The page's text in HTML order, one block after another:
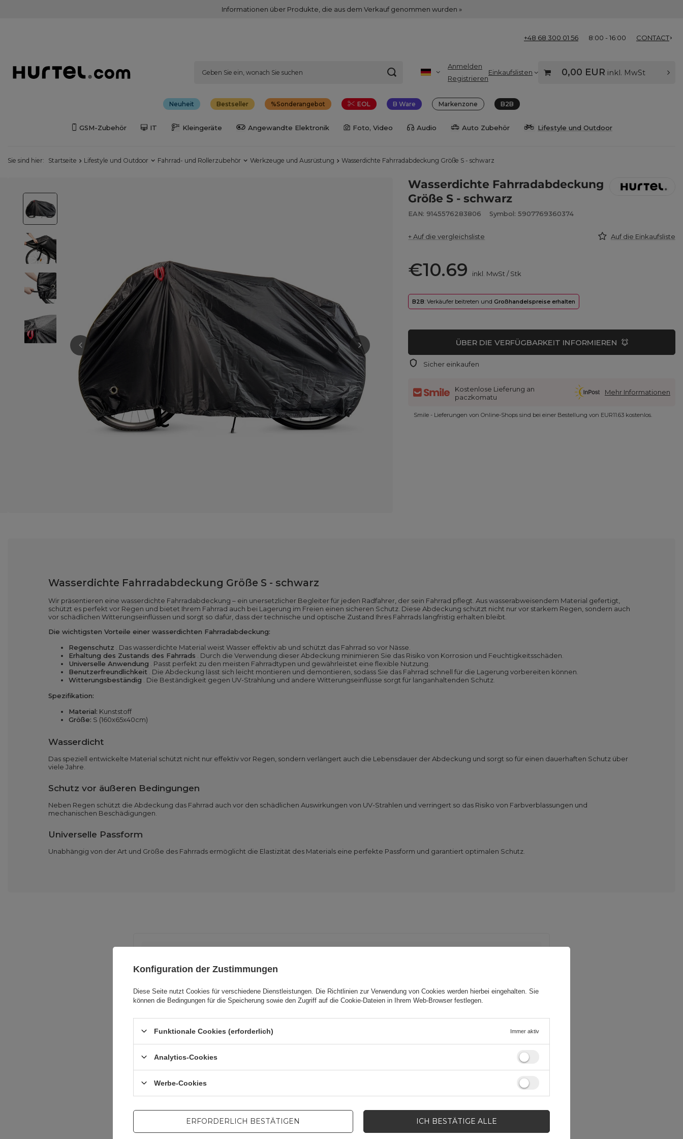
Informationen über Produkte, die aus dem Verkauf genommen wurden »
+48 68 300 01 56 8:00 - 16:00 CONTACT
Anmelden
Registrieren
Einkaufslisten 0,00 EUR inkl. MwSt
Neuheit Bestseller Sonderangebot EOL B Ware Markenzone B2B
GSM-Zubehör IT Kleingeräte Angewandte Elektronik Foto, Video Audio Auto Zubehör Lifestyle und Outdoor
Sie sind hier: Startseite Lifestyle und Outdoor Fahrrad- und Rollerzubehör Werkzeuge und Ausrüstung Wasserdichte Fahrradabdeckung Größe S - schwarz
Wasserdichte Fahrradabdeckung
Größe S - schwarz
EAN: 9145576283806 Symbol: 5907769360374
+ Auf die vergleichsliste Auf die Einkaufsliste
€10.69 inkl. MwSt /Stk
B2B: Verkäufer beitreten und Großhandelspreise erhalten
ÜBER DIE VERFÜGBARKEIT INFORMIEREN
Sicher einkaufen
Kostenlose Lieferung an
paczkomatu
Mehr Informationen
Smile - Lieferungen von Online-Shops sind bei einer Bestellung von EUR11.63 kostenlos.
Wasserdichte Fahrradabdeckung Größe S - schwarz
Wir präsentieren eine wasserdichte Fahrradabdeckung – ein unersetzlicher Begleiter für jeden Radfahrer, der sein Fahrrad pflegt. Aus wasserabweisendem Material gefertigt,
schützt es perfekt vor Regen und bietet Ihrem Fahrrad auch bei Lagerung im Freien einen sicheren Schutz. Diese Abdeckung schützt nicht nur vor starkem Regen, sondern auch
vor schädlichen Witterungseinflüssen und sorgt so dafür, dass der technische und optische Zustand Ihres Fahrrads langfristig erhalten bleibt.
Die wichtigsten Vorteile einer wasserdichten Fahrradabdeckung:
Regenschutz . Das wasserdichte Material weist Wasser effektiv ab und schützt das Fahrrad so vor Nässe.
Erhaltung des Zustands des Fahrrads . Durch die Verwendung dieser Abdeckung minimieren Sie das Risiko von Korrosion und Feuchtigkeitsschäden.
Universelle Anwendung . Passt perfekt zu den meisten Fahrradtypen und gewährleistet eine flexible Nutzung.
Benutzerfreundlichkeit . Die Abdeckung lässt sich leicht montieren und demontieren, sodass Sie das Fahrrad schnell für die Lagerung vorbereiten können.
Witterungsbeständig . Die Beständigkeit gegen UV-Strahlung und andere Witterungseinflüsse sorgt für langanhaltenden Schutz.
Spezifikation:
Material: Kunststoff
Größe: S (160x65x40cm)
Wasserdicht
Das speziell entwickelte Material schützt nicht nur effektiv vor Regen, sondern verlängert auch die Lebensdauer der Abdeckung und sorgt so für einen dauerhaften Schutz über
viele Jahre.
Schutz vor äußeren Bedingungen
Neben Regen schützt die Abdeckung das Fahrrad auch vor den schädlichen Auswirkungen von UV-Strahlen und verringert so das Risiko von Farbverblassungen und
mechanischen Beschädigungen.
Universelle Passform
Unabhängig von der Art und Größe des Fahrrads ermöglicht die Elastizität des Materials eine perfekte Passform und garantiert optimalen Schutz.
Serie HURTEL SPORT
Garantie Mobiltelefonzubehör
Konfiguration der Zustimmungen
Diese Seite nutzt Cookies für verschiedene Dienstleistungen. Die Richtlinien zur Verwendung von Cookies werden hierbei eingehalten. Sie
können die Bedingungen für die Speicherung sowie den Zugriff auf die Cookie-Dateien in Ihrem Web-Browser festlegen.
Funktionale Cookies (erforderlich) Immer aktiv
Analytics-Cookies
Werbe-Cookies
ERFORDERLICH BESTÄTIGEN ICH BESTÄTIGE ALLE